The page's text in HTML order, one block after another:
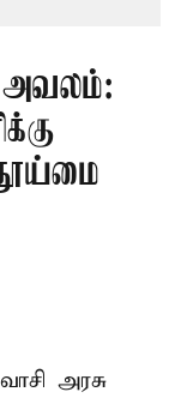
அவலம்:
அரசு